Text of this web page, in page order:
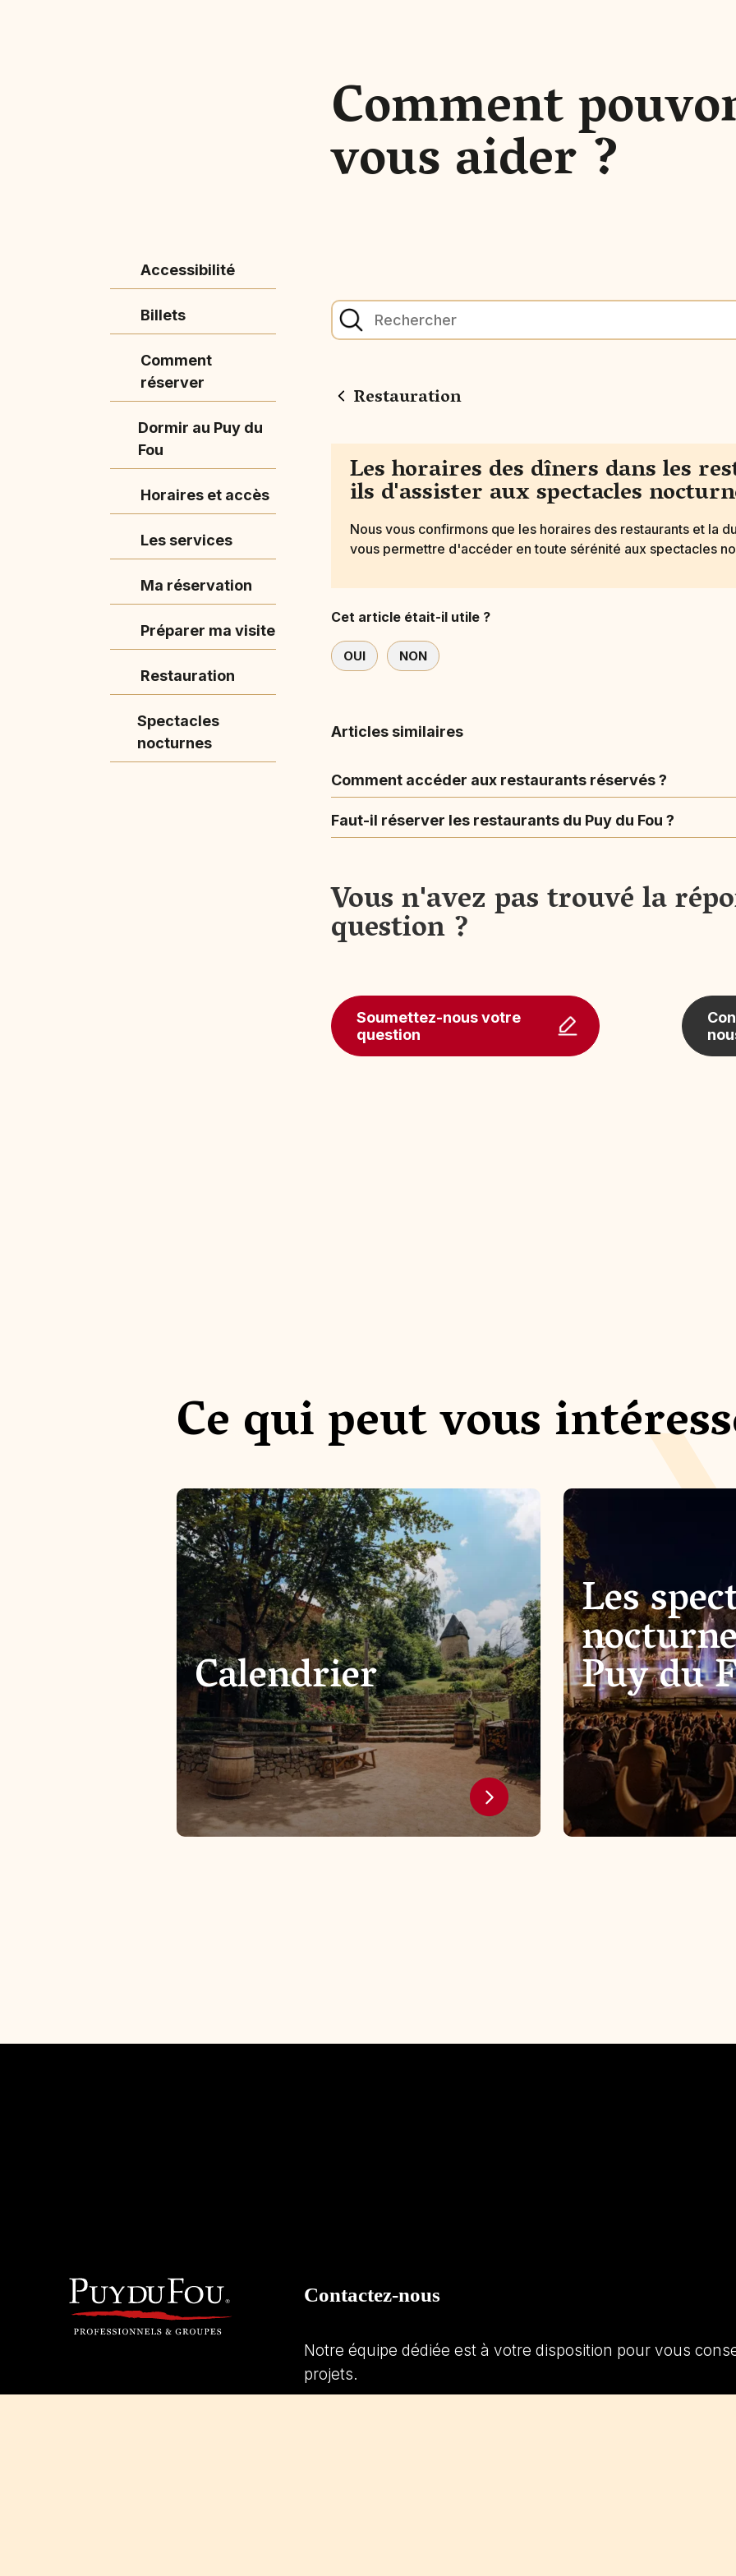
Comment
vous aider ?
Accessibilité
Billets
Comment
réserver
Dormir au Puy du
Fou
Horaires et accès
Les services
Ma réservation
Préparer ma visite
Restauration
Spectacles
nocturnes
Restauration
Les horaires des dîners dans les
ils d'assister aux spectacles
Nous vous confirmons que les horaires des restaurants et la
vous permettre d'accéder en toute sérénité aux spectacles
Cet article était-il utile ?
OUI NON
Articles similaires
Comment accéder aux restaurants réservés ?
Faut-il réserver les restaurants du Puy du Fou ?
Vous n'avez pas trouvé la
question ?
Soumettez-nous votre
question
Ce qui peut vous
Calendrier
Les
Puy du
Contactez-nous
Notre équipe dédiée est à votre disposition pour vous
projets.